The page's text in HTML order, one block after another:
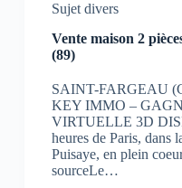
Sujet divers
Vente maison 2
(89)
SAINT-FARGEAU
KEY IMMO –
VIRTUELLE 3D
heures de Paris, dans
Puisaye, en plein
sourceLe…